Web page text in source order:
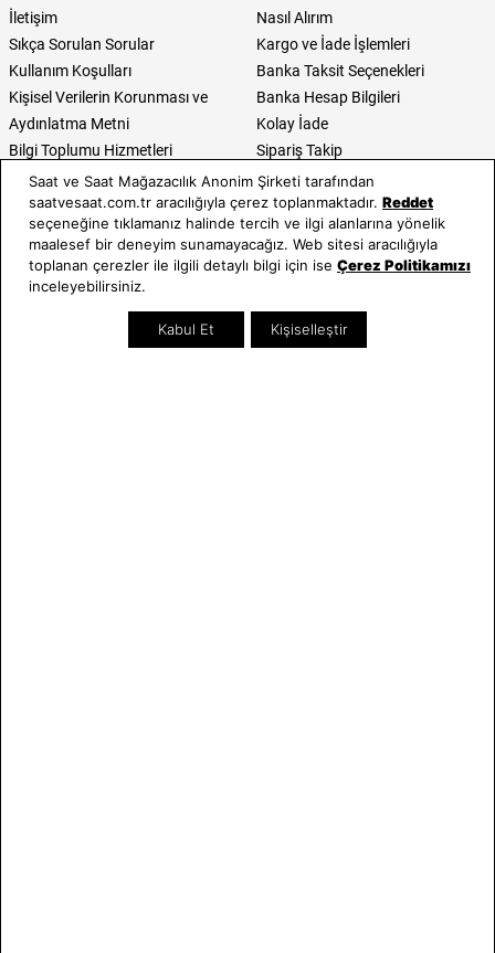
İletişim
Sıkça Sorulan Sorular
Kullanım Koşulları
Kişisel Verilerin Korunması ve
Aydınlatma Metni
Bilgi Toplumu Hizmetleri
Nasıl Alırım
Kargo ve İade İşlemleri
Banka Taksit Seçenekleri
Banka Hesap Bilgileri
Kolay İade
Sipariş Takip
Hediye Kartı Sorgula
E-Garanti ve E-Fatura
Kullanım Kılavuzları
Saat ve Saat Kategoriler
Erkek Saat
Kadın Saat
Saat ve Saat Mağazacılık Anonim Şirketi tarafından
saatvesaat.com.tr aracılığıyla çerez toplanmaktadır. Reddet
seçeneğine tıklamanız halinde tercih ve ilgi alanlarına yönelik
maalesef bir deneyim sunamayacağız. Web sitesi aracılığıyla
toplanan çerezler ile ilgili detaylı bilgi için ise Çerez Politikamızı
inceleyebilirsiniz.
Kabul Et Kişiselleştir